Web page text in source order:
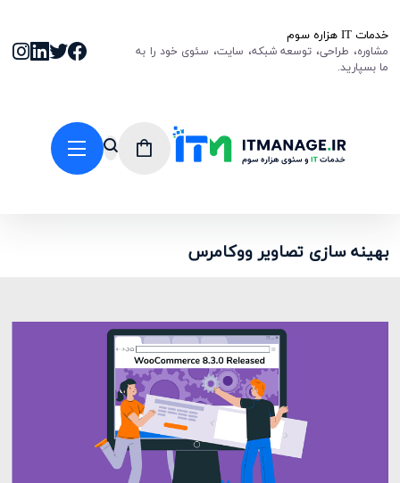
خدمات IT هزاره سوم
مشاوره، طراحی، توسعه شبکه، سایت، سئوی خود را به
ما بسپارید.
بهینه سازی تصاویر ووکامرس